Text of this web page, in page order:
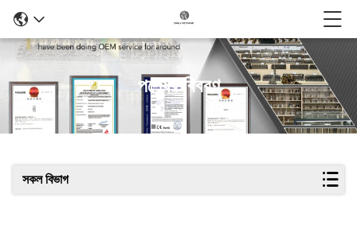
পণ্যের বিবরণ
সকল বিভাগ